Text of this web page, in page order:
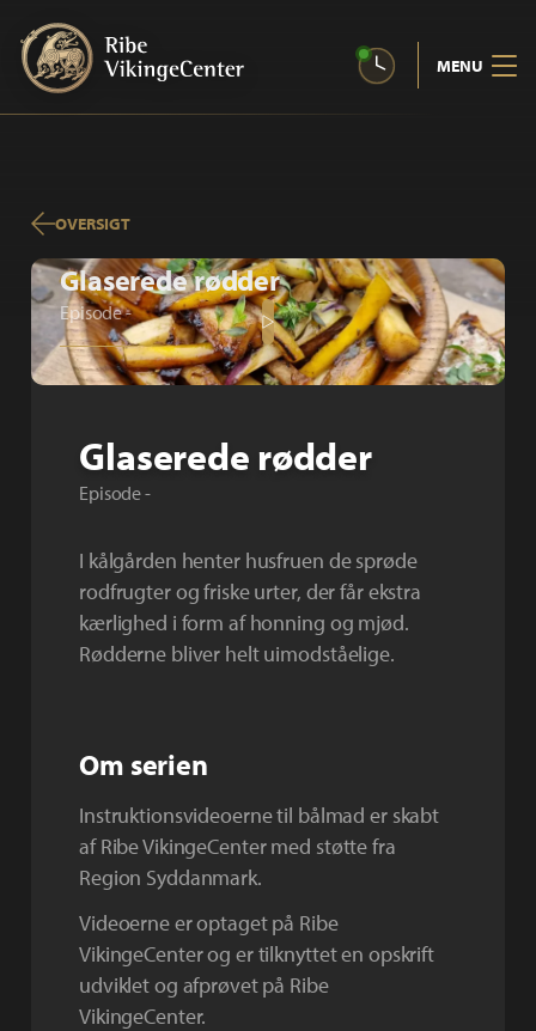
MENU
OVERSIGT
Glaserede rødder
Episode -
Glaserede rødder
Episode -
I kålgården henter husfruen de sprøde
rodfrugter og friske urter, der får ekstra
kærlighed i form af honning og mjød.
Rødderne bliver helt uimodståelige.
Om serien
Instruktionsvideoerne til bålmad er skabt
af Ribe VikingeCenter med støtte fra
Region Syddanmark.
Videoerne er optaget på Ribe
VikingeCenter og er tilknyttet en opskrift
udviklet og afprøvet på Ribe
VikingeCenter.